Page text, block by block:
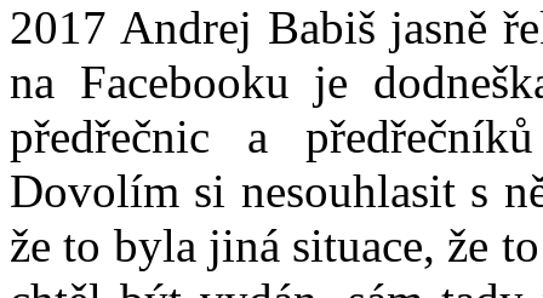
2017 Andrej Babiš jasně
na Facebooku je
předřečnic a
Dovolím si nesouhlasit s
že to byla jiná situace, že